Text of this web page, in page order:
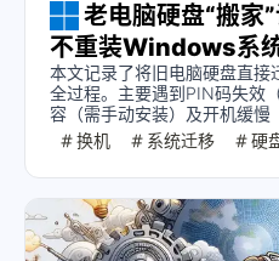
老电脑硬盘“搬家
不重装Windows系
南
本文记录了将旧电脑硬盘直接
全过程。主要遇到PIN码失效
容（需手动安装）及开机缓
理残留驱动）三大问题。最终
普通用户仍选择重装系统以获
换机 系统迁移 硬